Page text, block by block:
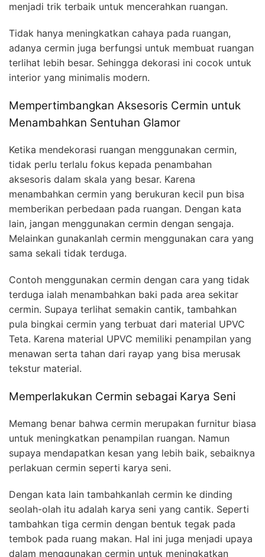
menjadi trik terbaik untuk mencerahkan ruangan.
Tidak hanya meningkatkan cahaya pada ruangan,
adanya cermin juga berfungsi untuk membuat ruangan
terlihat lebih besar. Sehingga dekorasi ini cocok untuk
interior yang minimalis modern.
Mempertimbangkan Aksesoris Cermin untuk
Menambahkan Sentuhan Glamor
Ketika mendekorasi ruangan menggunakan cermin,
tidak perlu terlalu fokus kepada penambahan
aksesoris dalam skala yang besar. Karena
menambahkan cermin yang berukuran kecil pun bisa
memberikan perbedaan pada ruangan. Dengan kata
lain, jangan menggunakan cermin dengan sengaja.
Melainkan gunakanlah cermin menggunakan cara yang
sama sekali tidak terduga.
Contoh menggunakan cermin dengan cara yang tidak
terduga ialah menambahkan baki pada area sekitar
cermin. Supaya terlihat semakin cantik, tambahkan
pula bingkai cermin yang terbuat dari material UPVC
Teta. Karena material UPVC memiliki penampilan yang
menawan serta tahan dari rayap yang bisa merusak
tekstur material.
Memperlakukan Cermin sebagai Karya Seni
Memang benar bahwa cermin merupakan furnitur biasa
untuk meningkatkan penampilan ruangan. Namun
supaya mendapatkan kesan yang lebih baik, sebaiknya
perlakuan cermin seperti karya seni.
Dengan kata lain tambahkanlah cermin ke dinding
seolah-olah itu adalah karya seni yang cantik. Seperti
tambahkan tiga cermin dengan bentuk tegak pada
tembok pada ruang makan. Hal ini juga menjadi upaya
dalam menggunakan cermin untuk meningkatkan